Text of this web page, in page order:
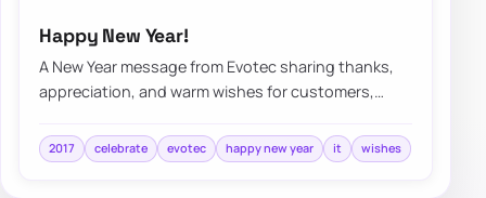
Happy New Year!
A New Year message from Evotec sharing thanks,
appreciation, and warm wishes for customers,
2017 celebrate evotec happy new year it wishes